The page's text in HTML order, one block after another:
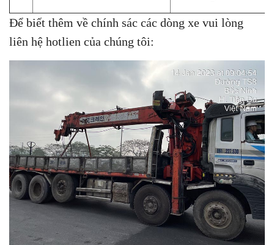
Để biết thêm về chính sác các dòng xe vui lòng
liên hệ hotlien của chúng tôi: